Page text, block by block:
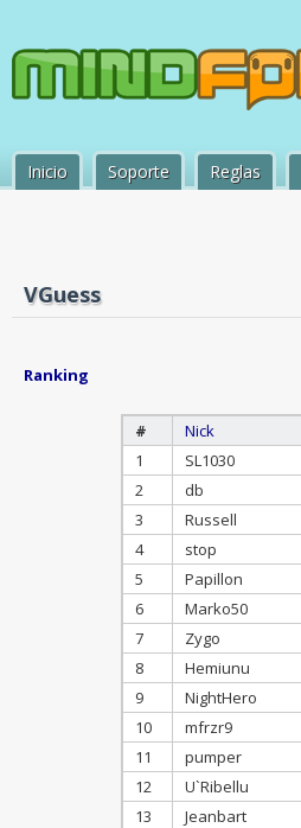
Inicio Soporte Reglas
VGuess
Ranking
# Nick
1
SL1030
2
db
3
Russell
4
stop
5
Papillon
6
Marko50
7
Zygo
8
Hemiunu
9
NightHero
10
mfrzr9
11
pumper
12
U`Ribellu
13
Jeanbart